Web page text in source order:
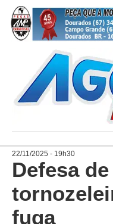
22/11/2025 - 19h30
Defesa
fuga